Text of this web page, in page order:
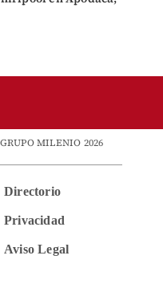
MILENIO 2026
Directorio
Privacidad
Aviso Legal